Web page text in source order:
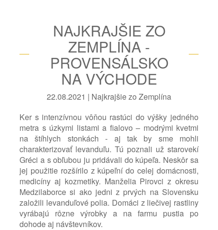
NAJKRAJŠIE ZO
ZEMPLÍNA -
PROVENSÁLSKO
NA VÝCHODE
22.08.2021 | Najkrajšie zo Zemplína
Ker s intenzívnou vôňou rastúci do výšky jedného
metra s úzkymi listami a fialovo – modrými kvetmi
na štíhlych stonkách - aj tak by sme mohli
charakterizovať levanduľu. Tú poznali už starovekí
Gréci a s obľubou ju pridávali do kúpeľa. Neskôr sa
jej použitie rozšírilo z kúpeľní do celej domácnosti,
medicíny aj kozmetiky. Manželia Pirovci z okresu
Medzilaborce si ako jedni z prvých na Slovensku
založili levanduľové polia. Domáci z liečivej rastliny
vyrábajú rôzne výrobky a na farmu pustia po
dohode aj návštevníkov.